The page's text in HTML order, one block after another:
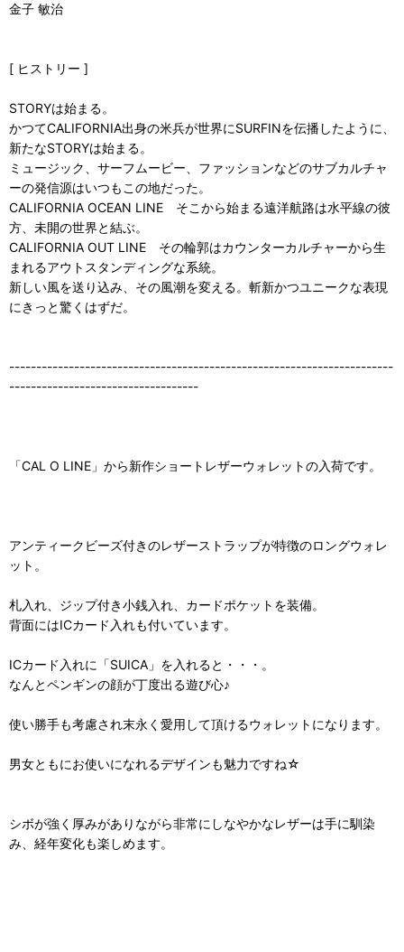
金子 敏治
[ ヒストリー ]
STORYは始まる。
かつてCALIFORNIA出身の米兵が世界にSURFINを伝播したように、
新たなSTORYは始まる。
ミュージック、サーフムービー、ファッションなどのサブカルチャ
ーの発信源はいつもこの地だった。
CALIFORNIA OCEAN LINE そこから始まる遠洋航路は水平線の彼
方、未開の世界と結ぶ。
CALIFORNIA OUT LINE その輪郭はカウンターカルチャーから生
まれるアウトスタンディングな系統。
新しい風を送り込み、その風潮を変える。斬新かつユニークな表現
にきっと驚くはずだ。
-----------------------------------------------------------------------
-----------------------------------
「CAL O LINE」から新作ショートレザーウォレットの入荷です。
アンティークビーズ付きのレザーストラップが特徴のロングウォレ
ット。
札入れ、ジップ付き小銭入れ、カードポケットを装備。
背面にはICカード入れも付いています。
ICカード入れに「SUICA」を入れると・・・。
なんとペンギンの顔が丁度出る遊び心♪
使い勝手も考慮され末永く愛用して頂けるウォレットになります。
男女ともにお使いになれるデザインも魅力ですね☆
シボが強く厚みがありながら非常にしなやかなレザーは手に馴染
み、経年変化も楽しめます。